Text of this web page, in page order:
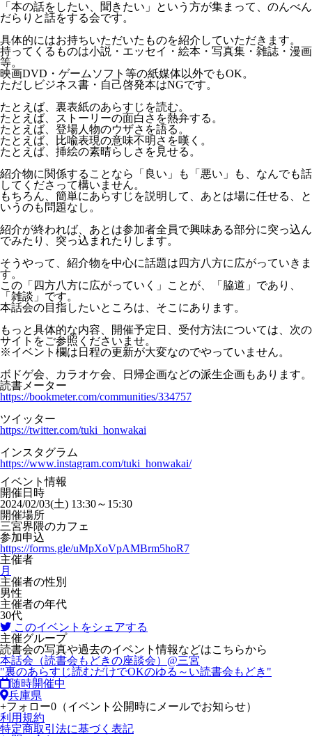
「本の話をしたい、聞きたい」という方が集まって、のんべん
だらりと話をする会です。
具体的にはお持ちいただいたものを紹介していただきます。
持ってくるものは小説・エッセイ・絵本・写真集・雑誌・漫画
等。
映画DVD・ゲームソフト等の紙媒体以外でもOK。
ただしビジネス書・自己啓発本はNGです。
たとえば、裏表紙のあらすじを読む。
たとえば、ストーリーの面白さを熱弁する。
たとえば、登場人物のウザさを語る。
たとえば、比喩表現の意味不明さを嘆く。
たとえば、挿絵の素晴らしさを見せる。
紹介物に関係することなら「良い」も「悪い」も、なんでも話
してくださって構いません。
もちろん、簡単にあらすじを説明して、あとは場に任せる、と
いうのも問題なし。
紹介が終われば、あとは参加者全員で興味ある部分に突っ込ん
でみたり、突っ込まれたりします。
そうやって、紹介物を中心に話題は四方八方に広がっていきま
す。
この「四方八方に広がっていく」ことが、「脇道」であり、
「雑談」です。
本話会の目指したいところは、そこにあります。
もっと具体的な内容、開催予定日、受付方法については、次の
サイトをご参照くださいませ。
※イベント欄は日程の更新が大変なのでやっていません。
ボドゲ会、カラオケ会、日帰企画などの派生企画もあります。
読書メーター
https://bookmeter.com/communities/334757
ツイッター
https://twitter.com/tuki_honwakai
インスタグラム
https://www.instagram.com/tuki_honwakai/
イベント情報
開催日時
2024/02/03(土) 13:30～15:30
開催場所
三宮界隈のカフェ
参加申込
https://forms.gle/uMpXoVpAMBrm5hoR7
主催者
月
主催者の性別
男性
主催者の年代
30代
このイベントをシェアする
主催グループ
読書会の写真や過去のイベント情報などはこちらから
本話会（読書会もどきの座談会）@三宮
"裏のあらすじ読むだけでOKのゆる～い読書会もどき"
随時開催中
兵庫県
+フォロー0 （イベント公開時にメールでお知らせ）
利用規約
特定商取引法に基づく表記